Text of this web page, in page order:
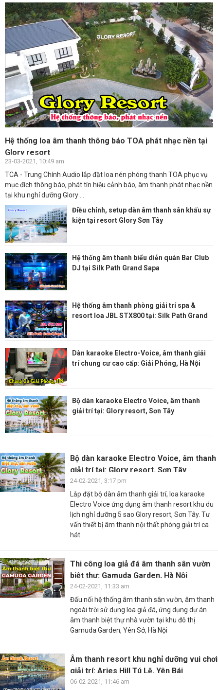
Hệ thống loa âm thanh thông báo TOA phát nhạc nền tại
Glory resort
23-03-2021, 10:49 am
TCA - Trung Chính Audio lắp đặt loa nén phóng thanh TOA phục vụ
mục đích thông báo, phát tín hiệu cảnh báo, âm thanh phát nhạc nền
tại khu nghỉ dưỡng Glory ...
Điều chỉnh, setup dàn âm thanh sân khấu sự
kiện tại resort Glory Sơn Tây
Hệ thống âm thanh biểu diễn quán Bar Club
DJ tại Silk Path Grand Sapa
Hệ thống âm thanh phòng giải trí spa &
resort loa JBL STX800 tại: Silk Path Grand
Dàn karaoke Electro-Voice, âm thanh giải
trí chung cư cao cấp: Giải Phóng, Hà Nội
Bộ dàn karaoke Electro Voice, âm thanh
giải trí tại: Glory resort, Sơn Tây
Bộ dàn karaoke Electro Voice, âm thanh
giải trí tại: Glory resort, Sơn Tây
24-02-2021, 3:17 pm
Lắp đặt bộ dàn âm thanh giải trí, loa karaoke
Electro Voice ứng dụng âm thanh resort khu du
lịch nghỉ dưỡng 5 sao Glory resort, Sơn Tây. Tư
vấn thiết bị âm thanh nội thất phòng giải trí ca
hát
Thi công loa giả đá âm thanh sân vườn
biệt thự: Gamuda Garden, Hà Nội
24-02-2021, 11:33 am
Đấu nối hệ thống âm thanh sân vườn, âm thanh
ngoài trời sử dụng loa giả đá, ứng dụng dự án
âm thanh biệt thự nhà vườn tại khu đô thị
Gamuda Garden, Yên Sở, Hà Nội
Âm thanh resort khu nghỉ dưỡng vui chơi
giải trí: Aries Hill Tú Lệ, Yên Bái
06-02-2021, 11:46 am